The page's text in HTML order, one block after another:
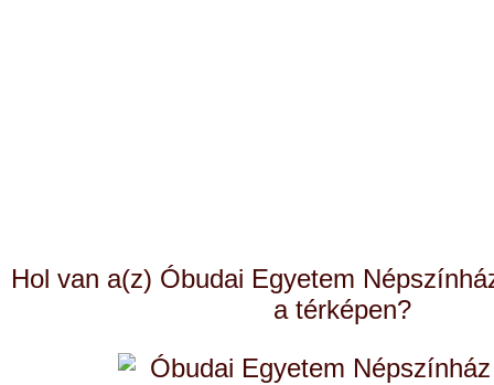
Hol van a(z) Óbudai Egyetem
a térképen?